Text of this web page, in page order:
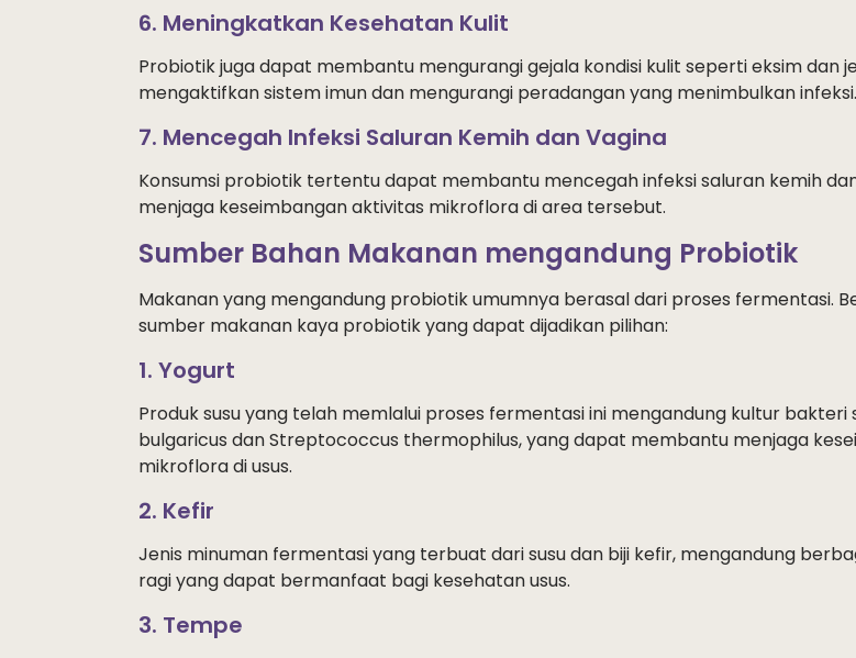
6. Meningkatkan Kesehatan Kulit
Probiotik juga dapat membantu mengurangi gejala kondisi kulit seperti eksim dan
mengaktifkan sistem imun dan mengurangi peradangan yang menimbulkan infeksi.
7. Mencegah Infeksi Saluran Kemih dan Vagina
Konsumsi probiotik tertentu dapat membantu mencegah infeksi saluran kemih
menjaga keseimbangan aktivitas mikroflora di area tersebut.
Sumber Bahan Makanan mengandung Probiotik
Makanan yang mengandung probiotik umumnya berasal dari proses fermentasi.
sumber makanan kaya probiotik yang dapat dijadikan pilihan:
1. Yogurt
Produk susu yang telah memlalui proses fermentasi ini mengandung kultur
bulgaricus dan Streptococcus thermophilus, yang dapat membantu menjaga
mikroflora di usus.
2. Kefir
Jenis minuman fermentasi yang terbuat dari susu dan biji kefir, mengandung
ragi yang dapat bermanfaat bagi kesehatan usus.
3. Tempe